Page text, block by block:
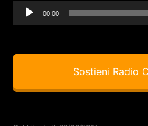
00:00
Sostieni Radio